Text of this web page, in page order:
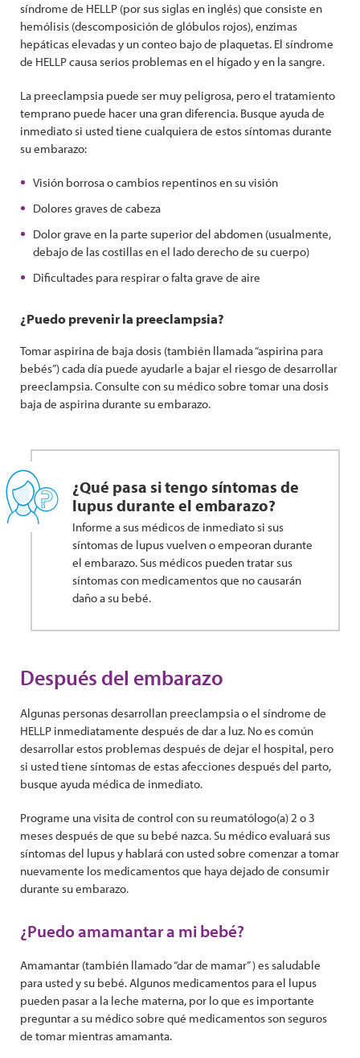
síndrome de HELLP (por sus siglas en inglés) que consiste en
hemólisis (descomposición de glóbulos rojos), enzimas
hepáticas elevadas y un conteo bajo de plaquetas. El síndrome
de HELLP causa serios problemas en el hígado y en la sangre.
La preeclampsia puede ser muy peligrosa, pero el tratamiento
temprano puede hacer una gran diferencia. Busque ayuda de
inmediato si usted tiene cualquiera de estos síntomas durante
su embarazo:
Visión borrosa o cambios repentinos en su visión
Dolores graves de cabeza
Dolor grave en la parte superior del abdomen (usualmente,
debajo de las costillas en el lado derecho de su cuerpo)
Dificultades para respirar o falta grave de aire
¿Puedo prevenir la preeclampsia?
Tomar aspirina de baja dosis (también llamada “aspirina para
bebés”) cada día puede ayudarle a bajar el riesgo de desarrollar
preeclampsia. Consulte con su médico sobre tomar una dosis
baja de aspirina durante su embarazo.
¿Qué pasa si tengo síntomas de
lupus durante el embarazo?
Informe a sus médicos de inmediato si sus
síntomas de lupus vuelven o empeoran durante
el embarazo. Sus médicos pueden tratar sus
síntomas con medicamentos que no causarán
daño a su bebé.
Después del embarazo
Algunas personas desarrollan preeclampsia o el síndrome de
HELLP inmediatamente después de dar a luz. No es común
desarrollar estos problemas después de dejar el hospital, pero
si usted tiene síntomas de estas afecciones después del parto,
busque ayuda médica de inmediato.
Programe una visita de control con su reumatólogo(a) 2 o 3
meses después de que su bebé nazca. Su médico evaluará sus
síntomas del lupus y hablará con usted sobre comenzar a tomar
nuevamente los medicamentos que haya dejado de consumir
durante su embarazo.
¿Puedo amamantar a mi bebé?
Amamantar (también llamado “dar de mamar” ) es saludable
para usted y su bebé. Algunos medicamentos para el lupus
pueden pasar a la leche materna, por lo que es importante
preguntar a su médico sobre qué medicamentos son seguros
de tomar mientras amamanta.